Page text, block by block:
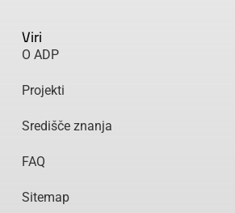
Viri
O ADP
Projekti
Središče znanja
FAQ
Sitemap